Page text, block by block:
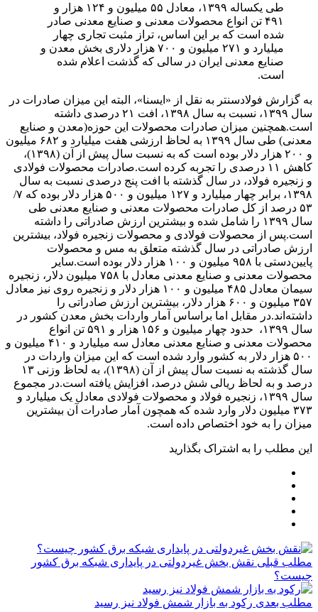
طی یکساله ۱۳۹۹، معادل ۵۵ میلیون و ۱۲۴ هزار و
۴۹۱ تن انواع محصولات معدنی و صنایع معدنی صادر
شده است که بر این اساس، تراز مثبت تجاری چهار
میلیارد و ۲۷۱ میلیون و ۷۰۰ هزار دلاری بخش معدن و
صنایع معدنی ایران در سالی که گذشت اعلام شده
است.
به گزارش فولادسنتر به نقل از «ایسنا»، البته این میزان صادرات در
سال ۱۳۹۹، نسبت به سال ۱۳۹۸، افت ۲۱ درصدی داشته
است.همچنین میزان صادرات محصولات این حوزه‌(معدن و صنایع
معدنی) طی سال ۱۳۹۹ به لحاظ ارزشی هفت میلیارد و ۶۸۲ میلیون
و ۲۰۰ هزار دلار بوده است که به نسبت سال پیش از آن (۱۳۹۸)،
کاهش ۱۱ درصدی را تجربه کرده است.صادرات محصولات فولادی
و زنجیره فولاد، در سال گذشته با افت پنج درصدی نسبت به سال
۱۳۹۸، برابر چهار میلیارد و ۱۲۷ میلیون و ۵۰۰ هزار دلار بوده که ۷/
۵۳ درصد از کل صادرات محصولات معدنی و صنایع معدنی طی
سال ۱۳۹۹ را شامل شده و بیشترین ارزش صادراتی را داشته
است.پس از محصولات فولادی و محصولات زنجیره فولاد، بیشترین
ارزش صادراتی در سال گذشته متعلق به مس و محصولات
پایین‌دستی با ۹۵۸ میلیون و ۱۰۰ هزار دلار بوده است.سایر
محصولات معدنی و صنایع معدنی معادل با ۷۵۸ میلیون دلار، زنجیره
سیمان معادل ۴۸۵ میلیون و ۱۰۰ هزار دلار و زنجیره روی نیز معادل
۳۵۷ میلیون و ۶۰۰ هزار دلار، بیشترین ارزش صادراتی را
داشته‌اند.در مقابل اما براساس آمار واردات بخش معدن کشور در
سال ۱۳۹۹، حدود چهار میلیون و ۱۵۶ هزار و ۵۹۱ تن انواع
محصولات معدنی و صنایع معدنی معادل سه میلیارد و ۴۱۰ میلیون و
۵۰۰ هزار دلار به کشور وارد شده است که این میزان واردات در
سال گذشته به نسبت سال پیش از آن (۱۳۹۸)، به لحاظ وزنی ۱۳
درصد و به لحاظ ریالی شش درصد، افزایش یافته است.در مجموع
سال ۱۳۹۹، زنجیره فولاد و محصولات فولادی معادل یک میلیارد و
۳۷۳ میلیون دلار وارد شده که همچون آمار صادرات آن بیشترین
میزان را به خود اختصاص داده است.
این مطلب را به اشتراک بگذارید
مطلب قبلی نقش‌ بخش غیردولتی در پایداری شبکه برق کشور
چیست؟
مطلب بعدی رکود به بازار شمش فولاد نیز رسید